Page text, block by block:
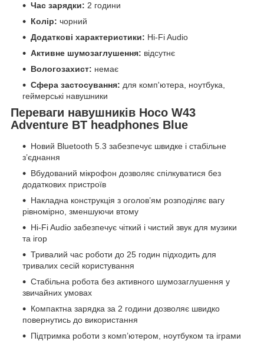
Час зарядки: 2 години
Колір: чорний
Додаткові характеристики: Hi-Fi Audio
Активне шумозаглушення: відсутнє
Вологозахист: немає
Сфера застосування: для комп'ютера, ноутбука,
геймерські навушники
Переваги навушників Hoco W43
Adventure BT headphones Blue
Новий Bluetooth 5.3 забезпечує швидке і стабільне
з’єднання
Вбудований мікрофон дозволяє спілкуватися без
додаткових пристроїв
Накладна конструкція з оголов’ям розподіляє вагу
рівномірно, зменшуючи втому
Hi-Fi Audio забезпечує чіткий і чистий звук для музики
та ігор
Тривалий час роботи до 25 годин підходить для
тривалих сесій користування
Стабільна робота без активного шумозаглушення у
звичайних умовах
Компактна зарядка за 2 години дозволяє швидко
повернутись до використання
Підтримка роботи з комп’ютером, ноутбуком та іграми